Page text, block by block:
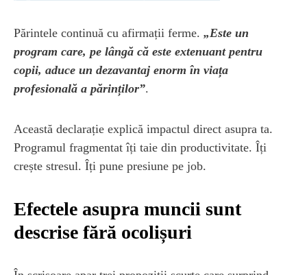
Părintele continuă cu afirmații ferme. „Este un
program care, pe lângă că este extenuant pentru
copii, aduce un dezavantaj enorm în viața
profesională a părinților”.
Această declarație explică impactul direct asupra ta.
Programul fragmentat îți taie din productivitate. Îți
crește stresul. Îți pune presiune pe job.
Efectele asupra muncii sunt
descrise fără ocolișuri